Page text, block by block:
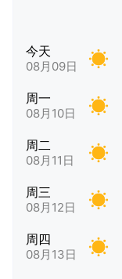
今天
08月09日
周一
08月10日
周二
08月11日
周三
08月12日
周四
08月13日